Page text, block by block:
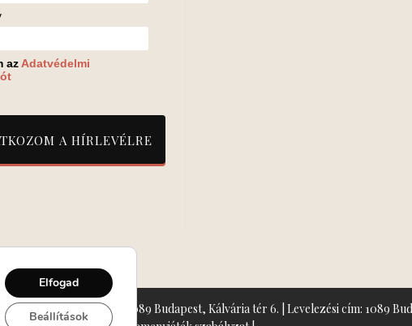
az Adatvédelmi
Turay Ida Színház 1089 Budapest, Kálvária tér 6. | Levelezési cím: 1089
Elfogad
Beállítások